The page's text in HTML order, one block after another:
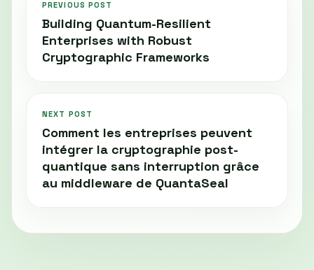
PREVIOUS POST
Building Quantum-Resilient
Enterprises with Robust
Cryptographic Frameworks
NEXT POST
Comment les entreprises peuvent
intégrer la cryptographie post-
quantique sans interruption grâce
au middleware de QuantaSeal